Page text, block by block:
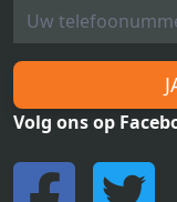
Volg ons op